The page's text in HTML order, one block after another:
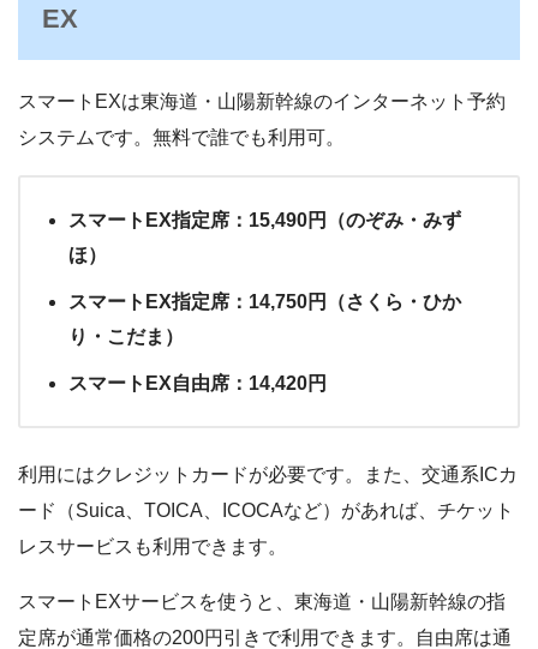
EX
スマートEXは東海道・山陽新幹線のインターネット予約
システムです。無料で誰でも利用可。
スマートEX指定席：15,490円（のぞみ・みず
ほ）
スマートEX指定席：14,750円（さくら・ひか
り・こだま）
スマートEX自由席：14,420円
利用にはクレジットカードが必要です。また、交通系ICカ
ード（Suica、TOICA、ICOCAなど）があれば、チケット
レスサービスも利用できます。
スマートEXサービスを使うと、東海道・山陽新幹線の指
定席が通常価格の200円引きで利用できます。自由席は通